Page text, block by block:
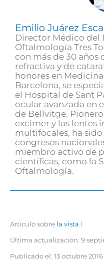
Emilio Juárez
Director Médico del
Oftalmología Tres
con más de 30 años
refractiva y de
honores en
Barcelona, se
el Hospital de Sant
ocular avanzada en
de Bellvitge.
excimer y las lentes
multifocales, ha
congresos
miembro activo de
científicas, como la
Oftalmología.
Artículo sobre la vista
Última actualización: 9
Publicado el: 13 octubre 2016